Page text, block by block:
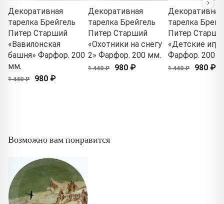
Декоративная
тарелка Брейгель
Питер Старший
«Вавилонская
башня» Фарфор. 200
мм.
1 440 ₽ 980 ₽
Декоративная
тарелка Брейгель
Питер Старший
«Охотники на снегу
2» Фарфор. 200 мм.
1 440 ₽ 980 ₽
Декоративная
тарелка
Питер
«Детские
Фарфор. 200
1 440 ₽ 980 ₽
Возможно вам понравится